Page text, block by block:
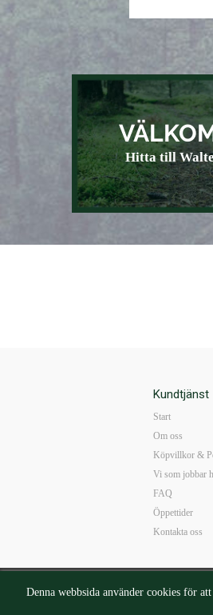
Denna webbsida använder cookies för
Hitta till
Kundtjänst
Start
Om oss
Köpvillkor &
Vi som jobbar
FAQ
Öppettider
Kontakta oss